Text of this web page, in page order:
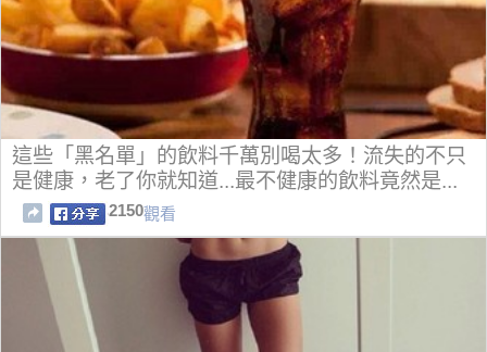
這些「黑名單」的飲料千萬別喝太多！流失的不只
是健康，老了你就知道...最不健康的飲料竟然是...
2150觀看